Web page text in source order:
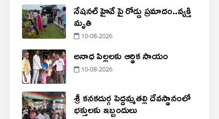
నేషనల్ హైవే పై రోడ్డు ప్రమాదం..‌వ్యక్తి
మృతి
10-08-2026
అనాధ పిల్లలకు ఆర్థిక సాయం
10-08-2026
శ్రీ కనకదుర్గ పెద్దమ్మతల్లి దేవస్థానంలో
భక్తులకు ఇబ్బందులు